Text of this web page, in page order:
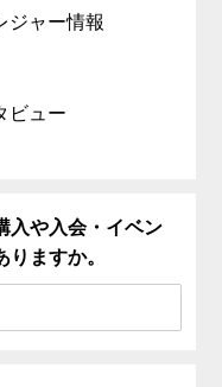
ジャー情報
ビュー
入や入会・イベン
りますか。